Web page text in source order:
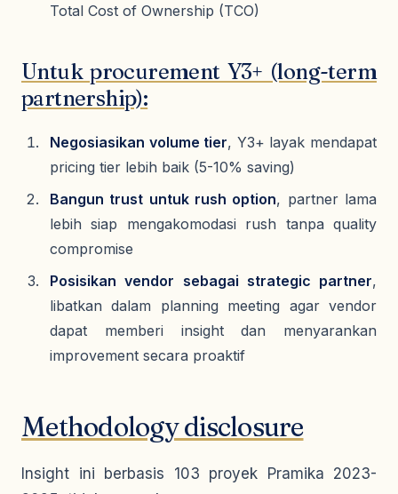
Total Cost of Ownership (TCO)
Untuk procurement Y3+ (long-term
partnership):
Negosiasikan volume tier, Y3+ layak mendapat
pricing tier lebih baik (5-10% saving)
Bangun trust untuk rush option, partner lama
lebih siap mengakomodasi rush tanpa quality
compromise
Posisikan vendor sebagai strategic partner,
libatkan dalam planning meeting agar vendor
dapat memberi insight dan menyarankan
improvement secara proaktif
Methodology disclosure
Insight ini berbasis 103 proyek Pramika 2023-